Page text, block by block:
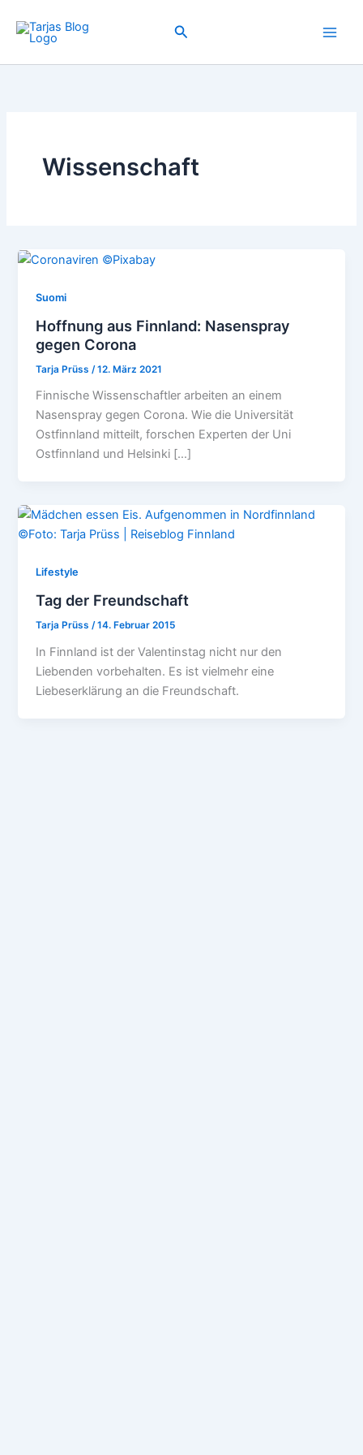
Inhalt
springen
Suchen
Wissenschaft
Suomi
Hoffnung aus Finnland: Nasenspray
gegen Corona
Tarja Prüss /12. März 2021
Finnische Wissenschaftler arbeiten an einem
Nasenspray gegen Corona. Wie die Universität
Ostfinnland mitteilt, forschen Experten der Uni
Ostfinnland und Helsinki […]
Lifestyle
Tag der Freundschaft
Tarja Prüss/14. Februar 2015
In Finnland ist der Valentinstag nicht nur den
Liebenden vorbehalten. Es ist vielmehr eine
Liebeserklärung an die Freundschaft.